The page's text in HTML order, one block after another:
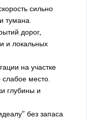
сильно
тумана.
дорог,
и локальных
на участке
место.
глубины и
без запаса